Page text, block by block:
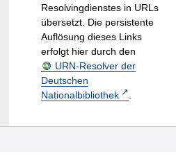
Resolvingdienstes in URLs
übersetzt. Die persistente
Auflösung dieses Links
erfolgt hier durch den
URN-Resolver der
Deutschen
Nationalbibliothek
.